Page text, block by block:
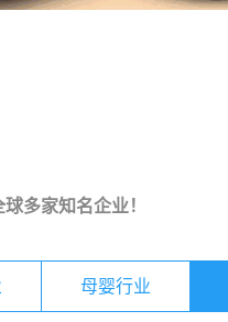
多家知名企业！
母婴行业